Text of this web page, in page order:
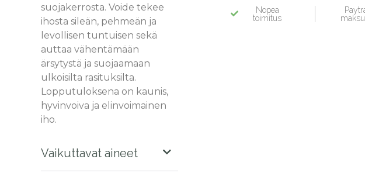
suojakerrosta. Voide tekee
ihosta sileän, pehmeän ja
levollisen tuntuisen sekä
auttaa vähentämään
ärsytystä ja suojaamaan
ulkoisilta rasituksilta.
Lopputuloksena on kaunis,
hyvinvoiva ja elinvoimainen
iho.
Vaikuttavat aineet
Nopea
toimitus